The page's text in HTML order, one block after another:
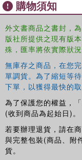
Combining both
collection serves
academic, student
NGO working on
and censorship.
購物須知
外文書商品之書封，
版社所提供之現有版
殊，匯率將依實際狀況
無庫存之商品，在您
單調貨。為了縮短等
下單，以獲得最快的
為了保護您的權益，
(收到商品為起始日)。
若要辦理退貨，請在
與完整包裝(商品、附
貨。